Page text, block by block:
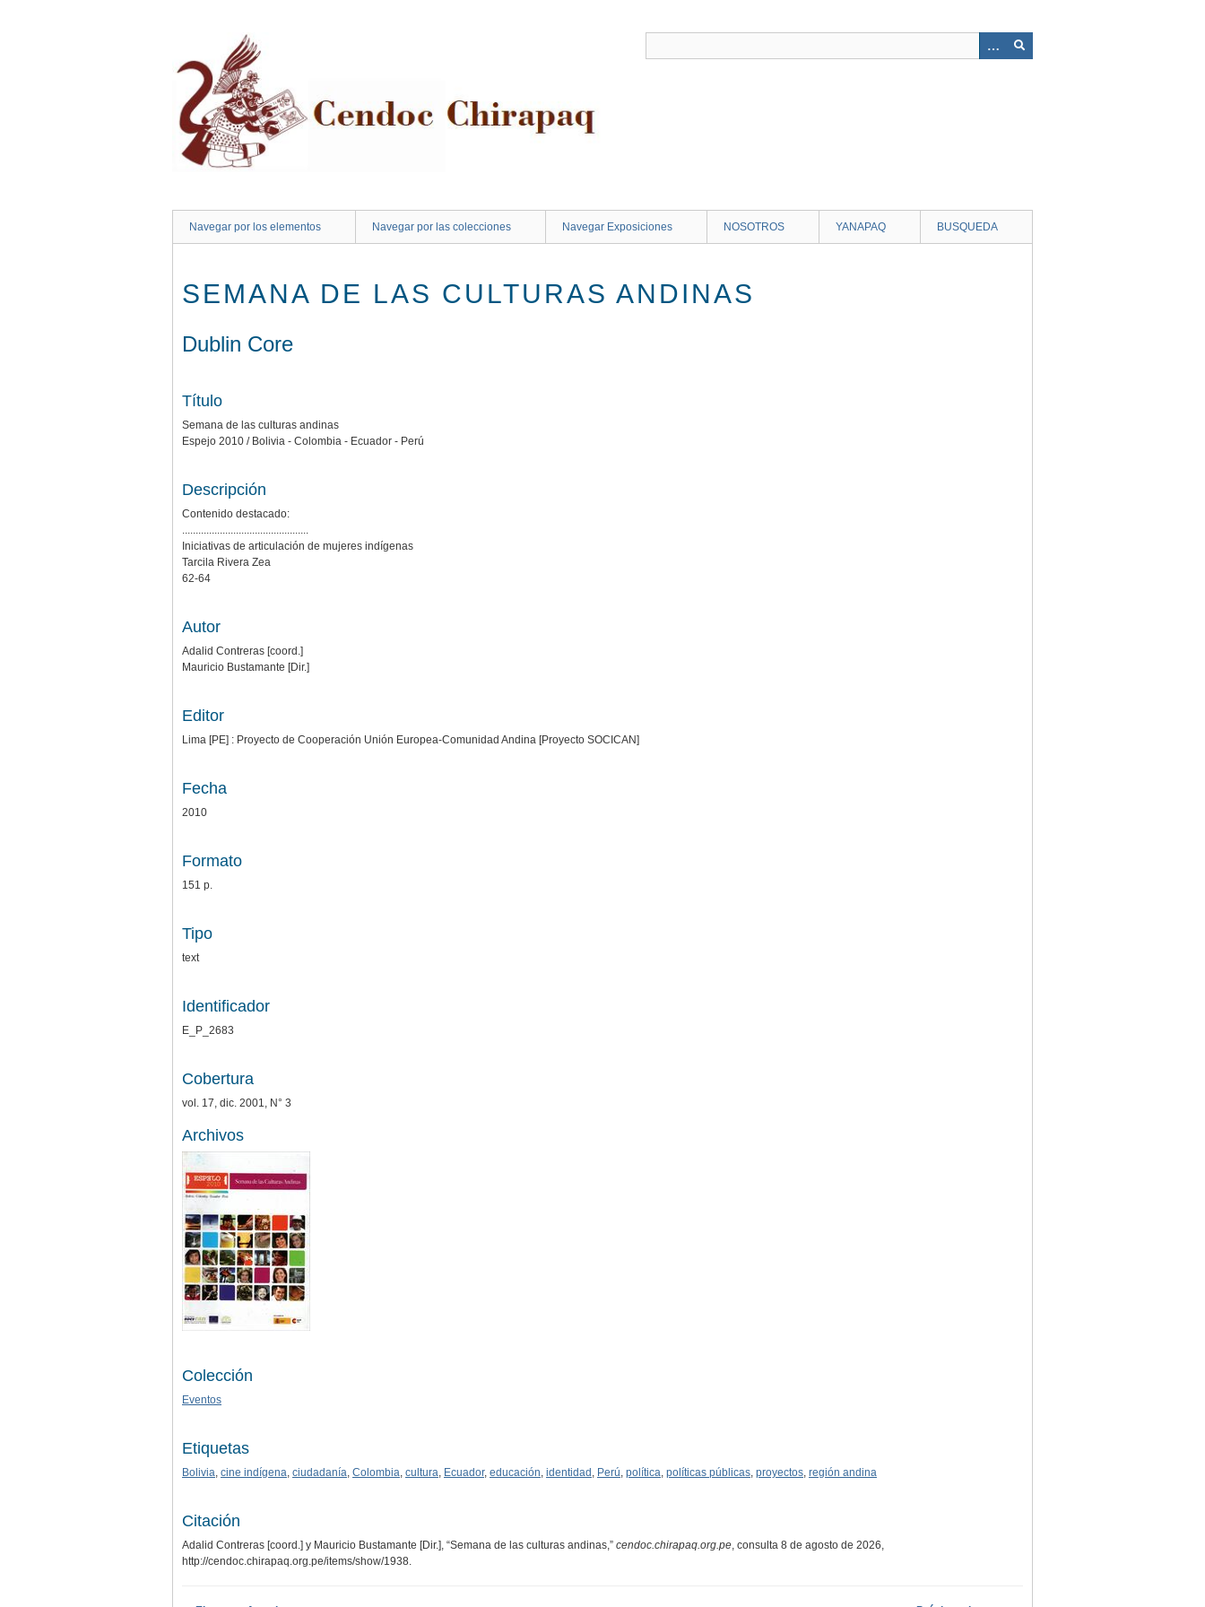
Navegar por los elementos Navegar por las colecciones Navegar Exposiciones NOSOTROS YANAPAQ BUSQUEDA
SEMANA DE LAS CULTURAS ANDINAS
Dublin Core
Título
Semana de las culturas andinas
Espejo 2010 / Bolivia - Colombia - Ecuador - Perú
Descripción
Contenido destacado:
Iniciativas de articulación de mujeres indígenas
Tarcila Rivera Zea
62-64
Autor
Adalid Contreras [coord.]
Mauricio Bustamante [Dir.]
Editor
Lima [PE] : Proyecto de Cooperación Unión Europea-Comunidad Andina [Proyecto SOCICAN]
Fecha
2010
Formato
151 p.
Tipo
text
Identificador
E_P_2683
Cobertura
vol. 17, dic. 2001, N° 3
Archivos
Colección
Eventos
Etiquetas
Bolivia cine indígena ciudadanía Colombia cultura Ecuador, educación identidad Perú política políticas públicas proyectos región andina
Citación
Adalid Contreras [coord.] y Mauricio Bustamante [Dir.], “Semana de las culturas andinas,” cendoc.chirapaq.org.pe , consulta 8 de agosto de 2026,
http://cendoc.chirapaq.org.pe/items/show/1938